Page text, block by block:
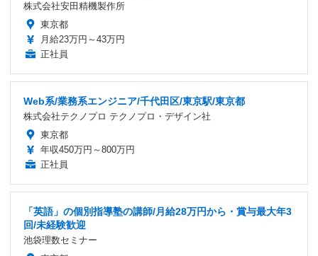
株式会社安田精機製作所
東京都
月給23万円～43万円
正社員
Web系/業務系エンジニア/千代田区/東京駅/東京都
株式会社テクノプロ テクノプロ・デザイン社
東京都
年収450万円～800万円
正社員
「英語」の個別指導塾の講師/月給28万円から・賞与最大年3
回/未経験歓迎
池袋理数セミナー